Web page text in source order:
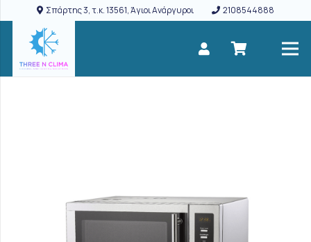
Σπάρτης 3, τ.κ. 13561, Άγιοι Ανάργυροι 2108544888